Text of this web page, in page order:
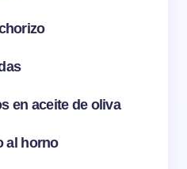
en aceite de oliva
al horno